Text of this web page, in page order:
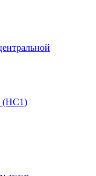
(HC1)